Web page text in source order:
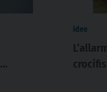
idee